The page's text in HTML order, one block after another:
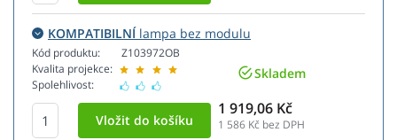
KOMPATIBILNÍlampa bez modulu
Kód produktu:
Kvalita projekce:
Spolehlivost:
Z103972OB
Skladem
1 919,06 Kč
1 586 Kč bez DPH